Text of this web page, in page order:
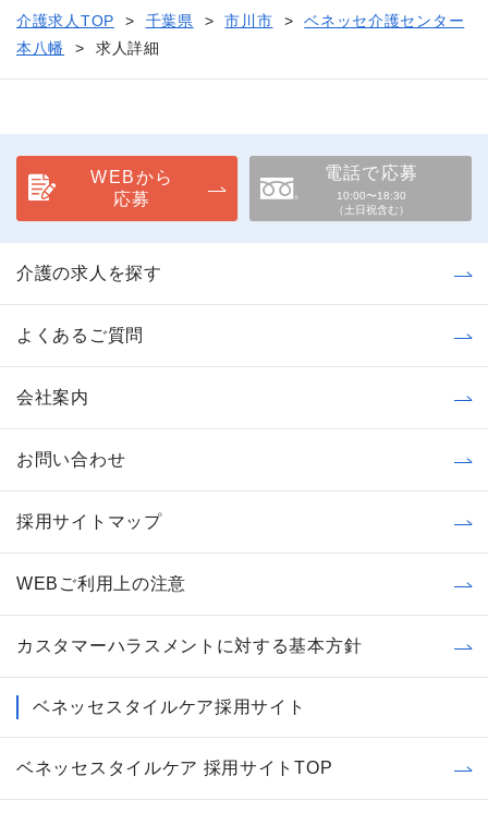
介護求人TOP 千葉県 市川市
ベネッセ介護センター
本八幡
求人詳細
WEBから
応募
電話で応募
10:00〜18:30
（土日祝含む）
介護の求人を探す
よくあるご質問
会社案内
お問い合わせ
採用サイトマップ
WEBご利用上の注意
カスタマーハラスメントに対する基本方針
ベネッセスタイルケア採用サイト
ベネッセスタイルケア 採用サイトTOP